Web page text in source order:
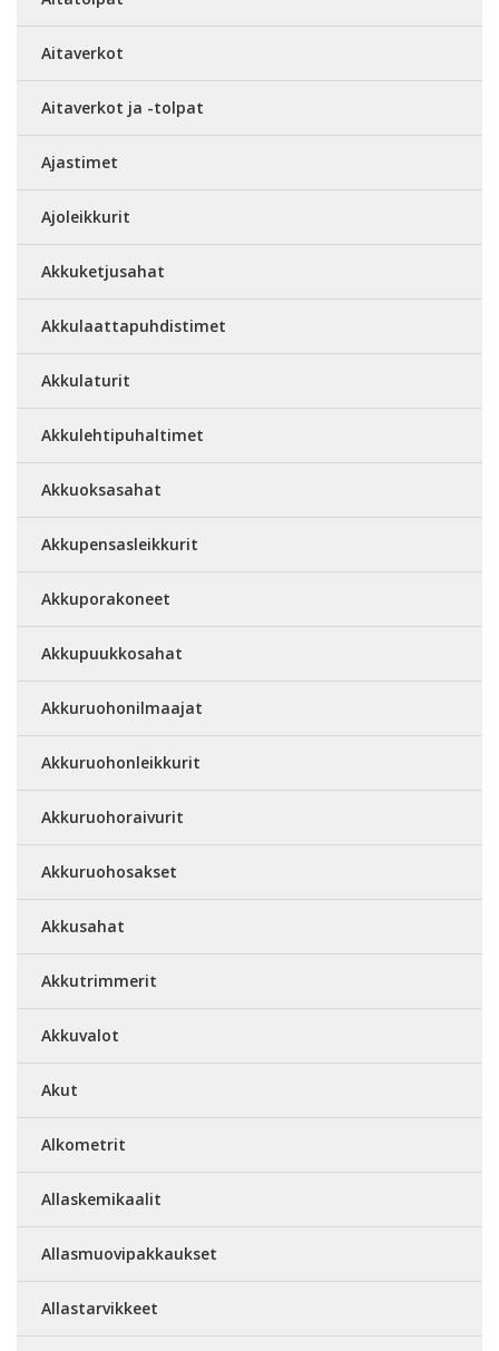
Aitaverkot
Aitaverkot ja -tolpat
Ajastimet
Ajoleikkurit
Akkuketjusahat
Akkulaattapuhdistimet
Akkulaturit
Akkulehtipuhaltimet
Akkuoksasahat
Akkupensasleikkurit
Akkuporakoneet
Akkupuukkosahat
Akkuruohonilmaajat
Akkuruohonleikkurit
Akkuruohoraivurit
Akkuruohosakset
Akkusahat
Akkutrimmerit
Akkuvalot
Akut
Alkometrit
Allaskemikaalit
Allasmuovipakkaukset
Allastarvikkeet